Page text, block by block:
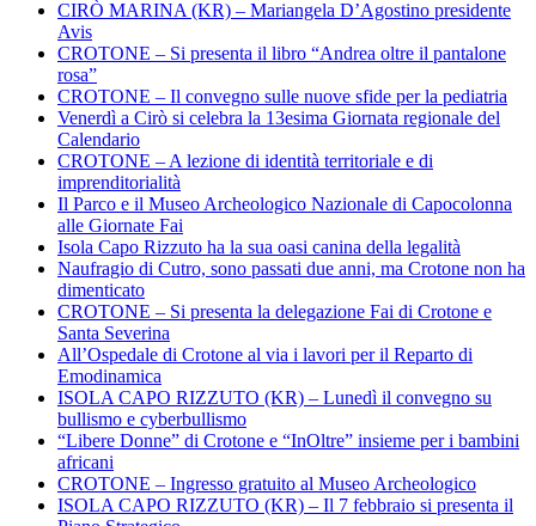
CIRÒ MARINA (KR) – Mariangela D’Agostino presidente
Avis
CROTONE – Si presenta il libro “Andrea oltre il pantalone
rosa”
CROTONE – Il convegno sulle nuove sfide per la pediatria
Venerdì a Cirò si celebra la 13esima Giornata regionale del
Calendario
CROTONE – A lezione di identità territoriale e di
imprenditorialità
Il Parco e il Museo Archeologico Nazionale di Capocolonna
alle Giornate Fai
Isola Capo Rizzuto ha la sua oasi canina della legalità
Naufragio di Cutro, sono passati due anni, ma Crotone non ha
dimenticato
CROTONE – Si presenta la delegazione Fai di Crotone e
Santa Severina
All’Ospedale di Crotone al via i lavori per il Reparto di
Emodinamica
ISOLA CAPO RIZZUTO (KR) – Lunedì il convegno su
bullismo e cyberbullismo
“Libere Donne” di Crotone e “InOltre” insieme per i bambini
africani
CROTONE – Ingresso gratuito al Museo Archeologico
ISOLA CAPO RIZZUTO (KR) – Il 7 febbraio si presenta il